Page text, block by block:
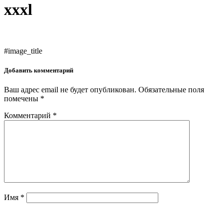
xxxl
#image_title
Добавить комментарий
Ваш адрес email не будет опубликован. Обязательные поля
помечены *
Комментарий *
Имя *